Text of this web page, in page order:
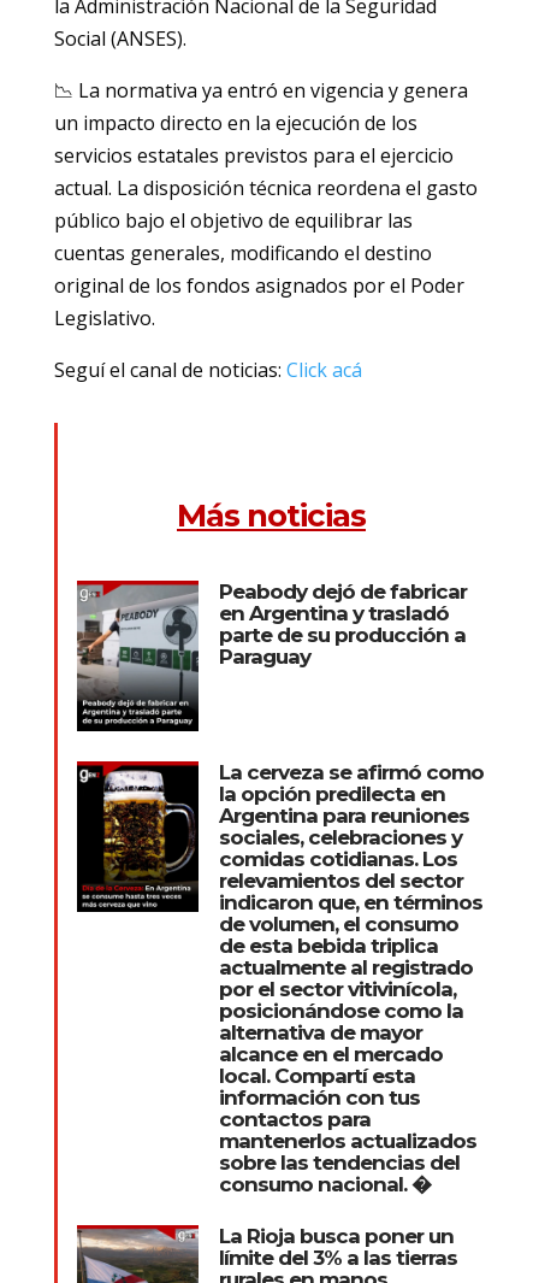
la Administración Nacional de la Seguridad
Social (ANSES).
📉 La normativa ya entró en vigencia y genera
un impacto directo en la ejecución de los
servicios estatales previstos para el ejercicio
actual. La disposición técnica reordena el gasto
público bajo el objetivo de equilibrar las
cuentas generales, modificando el destino
original de los fondos asignados por el Poder
Legislativo.
Seguí el canal de noticias: Click acá
Más noticias
Peabody dejó de fabricar
en Argentina y trasladó
parte de su producción a
Paraguay
La cerveza se afirmó como
la opción predilecta en
Argentina para reuniones
sociales, celebraciones y
comidas cotidianas. Los
relevamientos del sector
indicaron que, en términos
de volumen, el consumo
de esta bebida triplica
actualmente al registrado
por el sector vitivinícola,
posicionándose como la
alternativa de mayor
alcance en el mercado
local. Compartí esta
información con tus
contactos para
mantenerlos actualizados
sobre las tendencias del
consumo nacional. �
La Rioja busca poner un
límite del 3% a las tierras